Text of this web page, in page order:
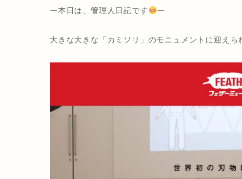
ー本日は、管理人日記です ー
大きな大きな「カミソリ」のモニュメントに迎えら